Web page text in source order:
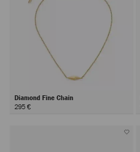
Diamond Fine Chain
295 €